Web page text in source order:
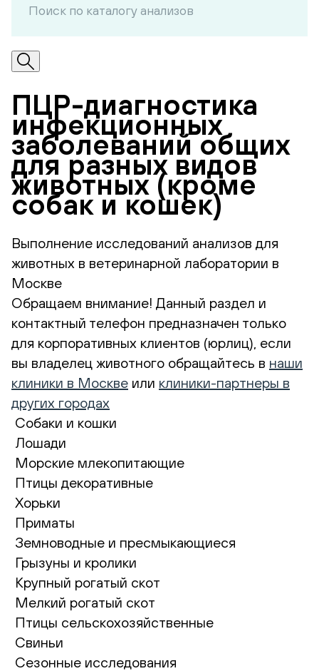
ПЦР-диагностика
инфекционных
заболеваний общих
для разных видов
животных (кроме
собак и кошек)
Выполнение исследований анализов для
животных в ветеринарной лаборатории в
Москве
Обращаем внимание! Данный раздел и
контактный телефон предназначен только
для корпоративных клиентов (юрлиц), если
вы владелец животного обращайтесь в наши
клиники в Москве или клиники-партнеры в
других городах
Собаки и кошки
Лошади
Морские млекопитающие
Птицы декоративные
Хорьки
Приматы
Земноводные и пресмыкающиеся
Грызуны и кролики
Крупный рогатый скот
Мелкий рогатый скот
Птицы сельскохозяйственные
Свиньи
Сезонные исследования